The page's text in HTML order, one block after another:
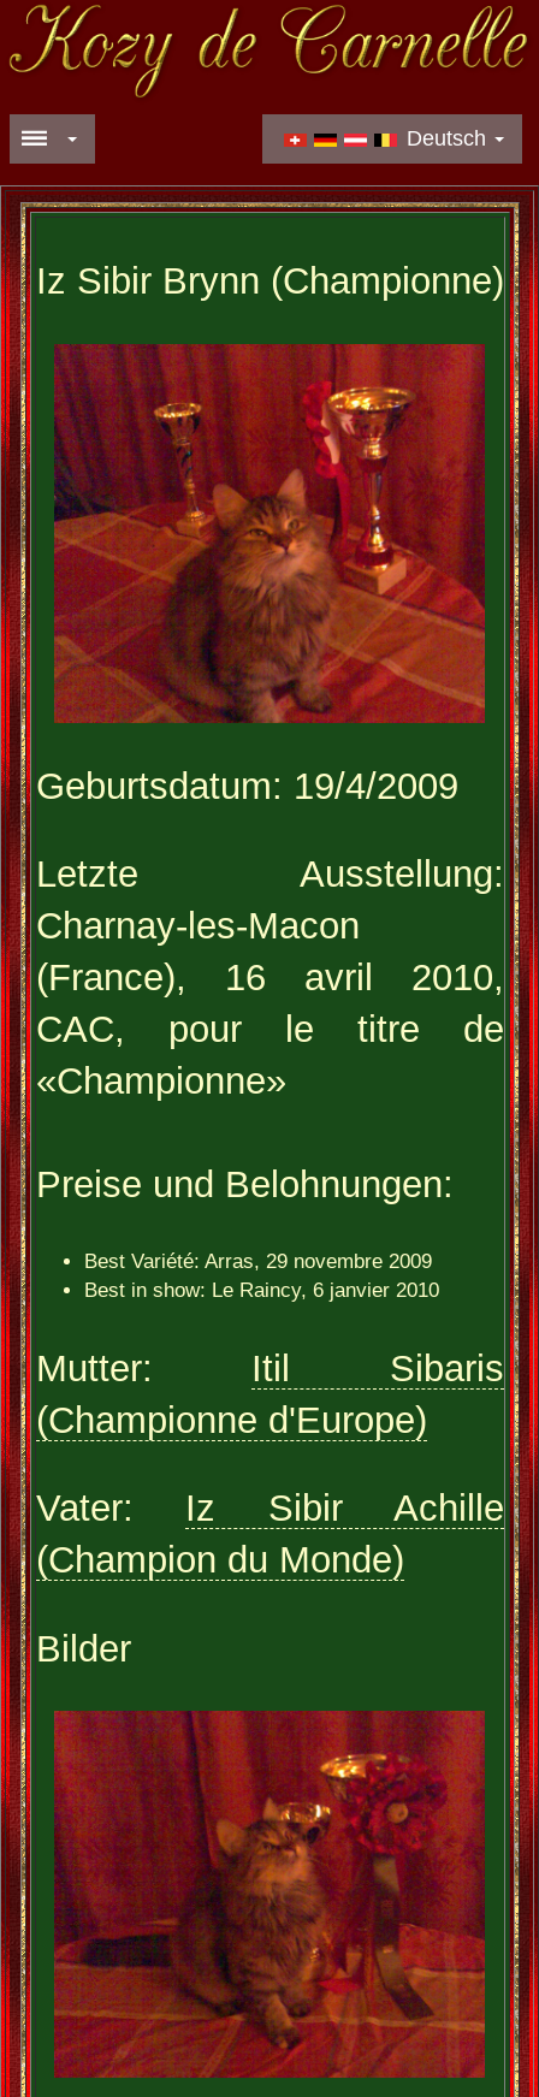
Deutsch
Iz Sibir Brynn (Championne)
Geburtsdatum: 19/4/2009
Letzte Ausstellung:
Charnay-les-Macon
(France), 16 avril 2010,
CAC, pour le titre de
«Championne»
Preise und Belohnungen:
Best Variété: Arras, 29 novembre 2009
Best in show: Le Raincy, 6 janvier 2010
Mutter: Itil Sibaris
(Championne d'Europe)
Vater: Iz Sibir Achille
(Champion du Monde)
Bilder